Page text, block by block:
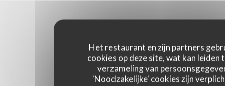
Het restaurant en zijn partners
cookies op deze site, wat kan leiden
verzameling van
'Noodzakelijke' cookies zijn